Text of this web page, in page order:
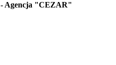
- Agencja "CEZAR"